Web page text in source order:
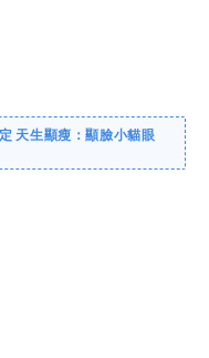
天生顯瘦：顯臉小貓眼